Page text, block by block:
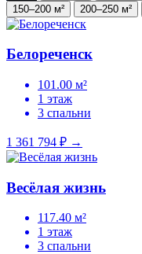
150–200 м²
200–250 м²
Белореченск
101.00 м²
1 этаж
3 спальни
1 361 794 ₽ →
Весёлая жизнь
117.40 м²
1 этаж
3 спальни